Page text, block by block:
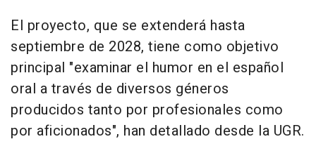
El proyecto, que se extenderá hasta
septiembre de 2028, tiene como objetivo
principal "examinar el humor en el español
oral a través de diversos géneros
producidos tanto por profesionales como
por aficionados", han detallado desde la UGR.